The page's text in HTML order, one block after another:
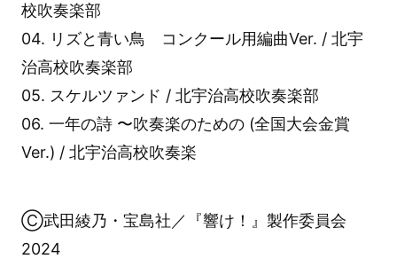
校吹奏楽部
04. リズと青い鳥 コンクール用編曲Ver. / 北宇
治高校吹奏楽部
05. スケルツァンド / 北宇治高校吹奏楽部
06. 一年の詩 〜吹奏楽のための (全国大会金賞
Ver.) / 北宇治高校吹奏楽
Ⓒ武田綾乃・宝島社／『響け！』製作委員会
2024